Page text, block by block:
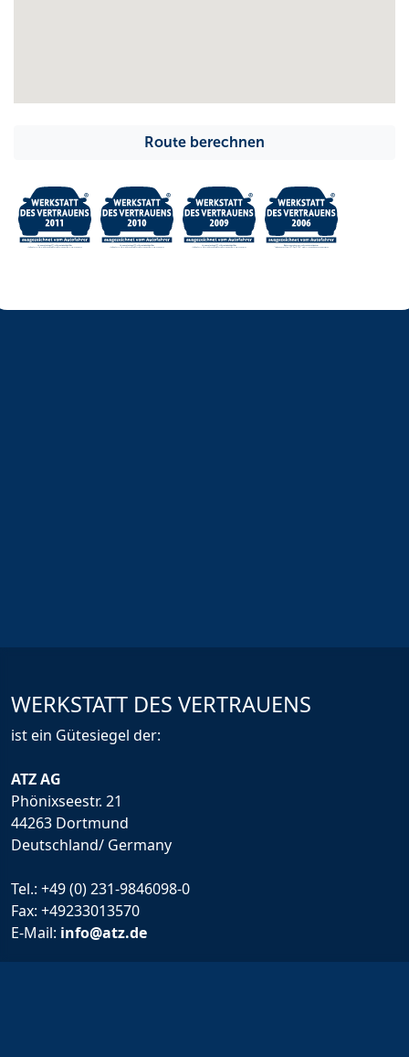
Route berechnen
WERKSTATT DES VERTRAUENS
ist ein Gütesiegel der:
ATZ AG
Phönixseestr. 21
44263 Dortmund
Deutschland/ Germany
Tel.: +49 (0) 231-9846098-0
Fax: +49233013570
E-Mail: info@atz.de